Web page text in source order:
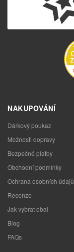
NAKUPOVÁNÍ
Dárkový poukaz
Možnosti dopravy
Bezpečné platby
Obchodní podmínky
Ochrana osobních údajů
Recenze
Jak vybrat obal
Blog
FAQs